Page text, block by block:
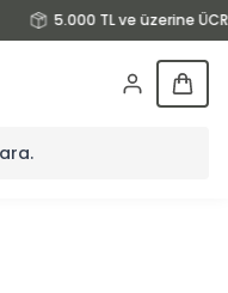
5.000 TL ve üzerine